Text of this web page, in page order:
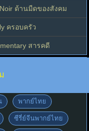
ด้านมืดของสังคม
ครอบครัว
สารคดี
พากย์ไทย
ซีรี่ย์จีนพากย์ไทย